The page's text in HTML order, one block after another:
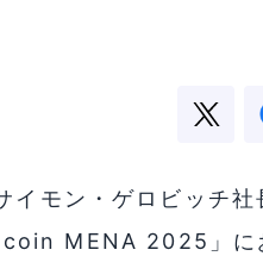
イモン・ゲロビッチ
MENA 2025」に